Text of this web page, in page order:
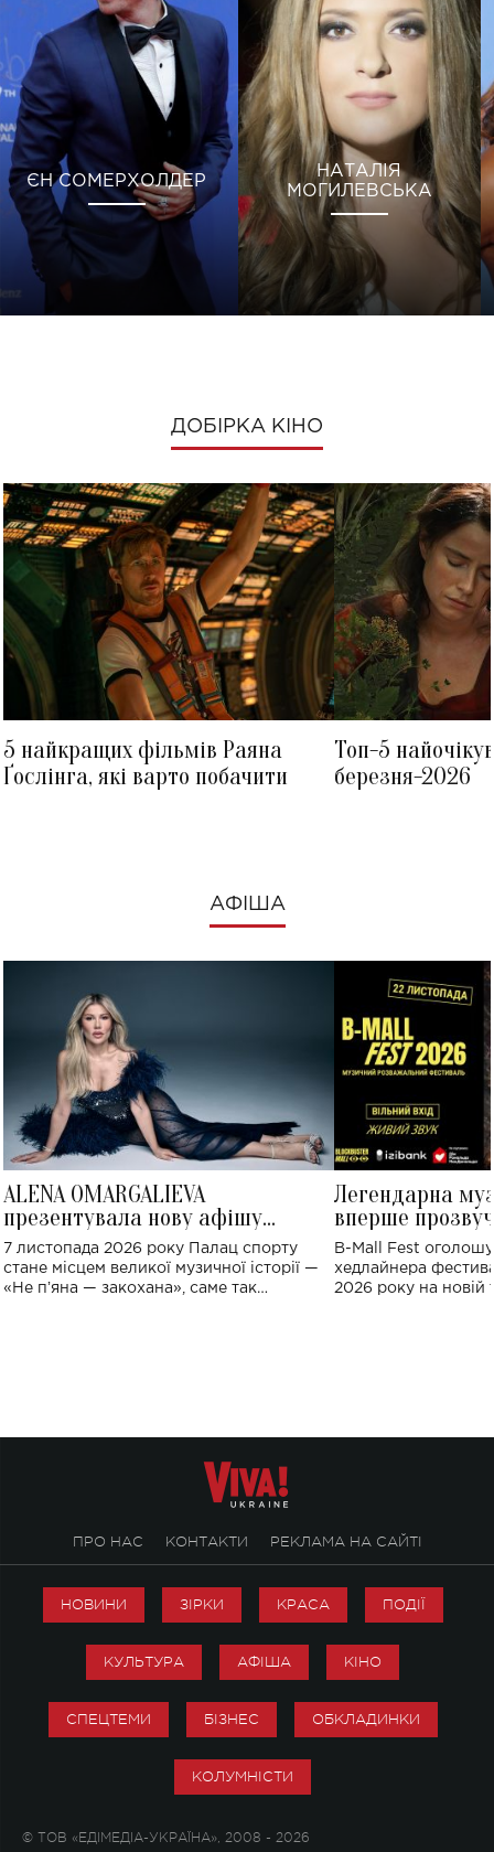
ЄН СОМЕРХОЛДЕР
НАТАЛІЯ
МОГИЛЕВСЬКА
ДОБІРКА КІНО
5 найкращих фільмів Раяна
Ґослінга, які варто побачити
Топ-5
березня-2026
АФІША
ALENA OMARGALIEVA
презентувала нову афішу
великого концерту в Палаці
спорту
7 листопада 2026 року Палац спорту
стане місцем великої музичної історії —
«Не пʼяна — закохана», саме так
Легендарна
вперше
Україні: де
B-Mall Fest
хедлайнера
2026 року на новій
ПРО НАС КОНТАКТИ РЕКЛАМА НА САЙТІ
НОВИНИ ЗІРКИ КРАСА ПОДІЇ
КУЛЬТУРА АФІША КІНО
СПЕЦТЕМИ БІЗНЕС ОБКЛАДИНКИ
КОЛУМНІСТИ
© ТОВ «ЕДІМЕДІА-УКРАЇНА», 2008 - 2026